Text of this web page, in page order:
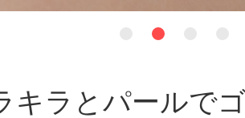
キラとパールで